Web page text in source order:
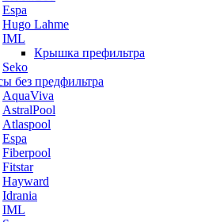
Espa
Hugo Lahme
IML
Крышка префильтра
Seko
без предфильтра
AquaViva
AstralPool
Atlaspool
Espa
Fiberpool
Fitstar
Hayward
Idrania
IML